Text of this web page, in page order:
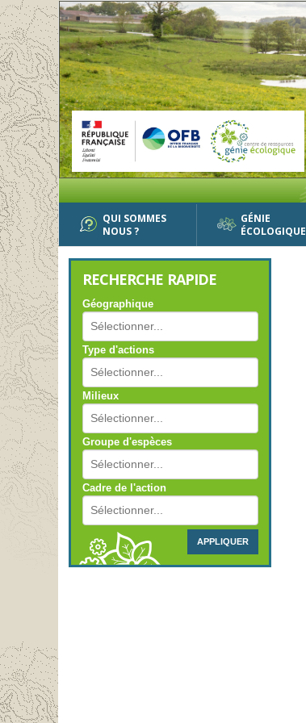
Aller
au
contenu
principal
QUI SOMMES
NOUS ?
GÉNIE
ÉCOLOGIQUE
RECHERCHE RAPIDE
Géographique
Type d'actions
Milieux
Groupe d'espèces
Cadre de l'action
APPLIQUER